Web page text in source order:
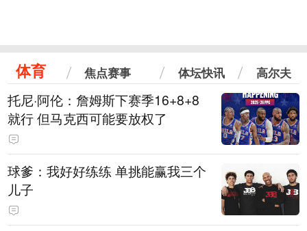
体育 焦点赛事 体坛快讯 高尔夫
托尼·阿伦：詹姆斯下赛季16+8+8
就行 但马克西可能要放权了
球爹：我好好练练 单挑能赢我三个
儿子